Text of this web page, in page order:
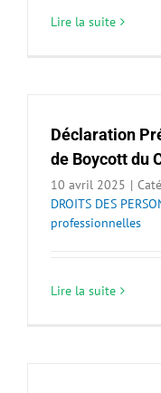
Lire la suite
Déclaration
de Boycott du
10 avril 2025 |
DROITS DES
professionnelles
Lire la suite